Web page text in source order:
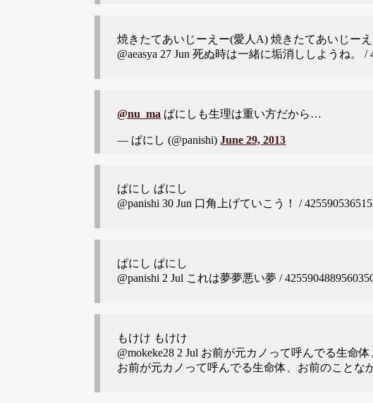
焼きたてあいじーえー(愛人A) 焼きたてあいじー
@aeasya 27 Jun 死ぬ時は一緒に垢消ししようね。 /
@nu_ma ぱにしも生理は重い方だから…
— ぱにし (@panishi)June 29, 2013
ぱにし ぱにし
@panishi 30 Jun 口角上げていこう！ /
ぱにし ぱにし
@panishi 2 Jul これは夢夢悪い夢 /
もけけ もけけ
@mokeke28 2 Jul お前が元カノって呼んでる生命
お前が元カノって呼んでる生命体、お前のことな